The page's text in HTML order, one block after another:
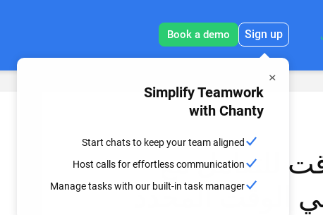
Sign up
Simplify Teamwork
with Chanty
Start chats to keep your team aligned
Host calls for effortless communication
Manage tasks with our built-in task manager
Book a demo
للتعامل مع
في الوقت المحدد